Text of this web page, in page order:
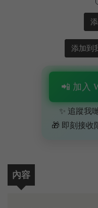
添加到
📲 加入
✨ 追蹤我
🎁 即刻接收
內容